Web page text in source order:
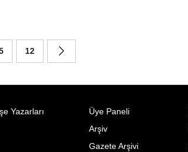
12
Yazarları
Üye Paneli
Arşiv
Gazete Arşivi